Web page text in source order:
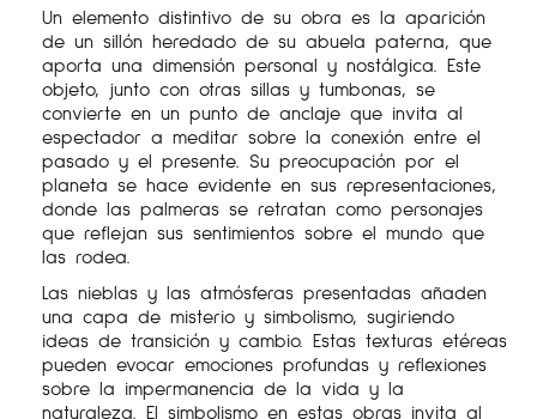
Un elemento distintivo de su obra es la aparición
de un sillón heredado de su abuela paterna, que
aporta una dimensión personal y nostálgica. Este
objeto, junto con otras sillas y tumbonas, se
convierte en un punto de anclaje que invita al
espectador a meditar sobre la conexión entre el
pasado y el presente. Su preocupación por el
planeta se hace evidente en sus representaciones,
donde las palmeras se retratan como personajes
que reflejan sus sentimientos sobre el mundo que
las rodea.
Las nieblas y las atmósferas presentadas añaden
una capa de misterio y simbolismo, sugiriendo
ideas de transición y cambio. Estas texturas etéreas
pueden evocar emociones profundas y reflexiones
sobre la impermanencia de la vida y la
naturaleza. El simbolismo en estas obras invita al